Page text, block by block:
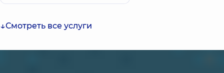
Смотреть все услуги